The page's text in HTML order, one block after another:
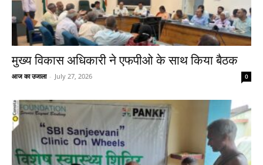
मुख्य विकास अधिकारी ने एफपीओ के साथ किया बैठक
आज का उजाला - July 27, 2026 0